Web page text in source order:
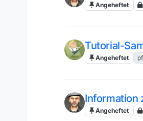
Angeheftet
Tutorial-
Angeheftet
Information
Angeheftet